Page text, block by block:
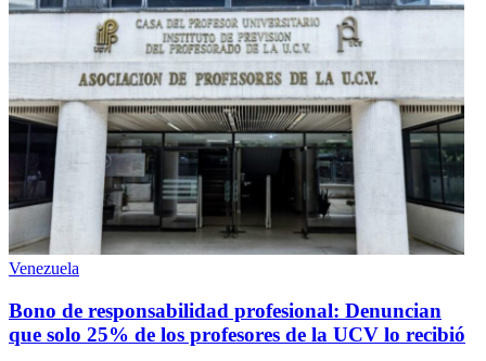
Venezuela
Bono de responsabilidad profesional: Denuncian
que solo 25% de los profesores de la UCV lo recibió